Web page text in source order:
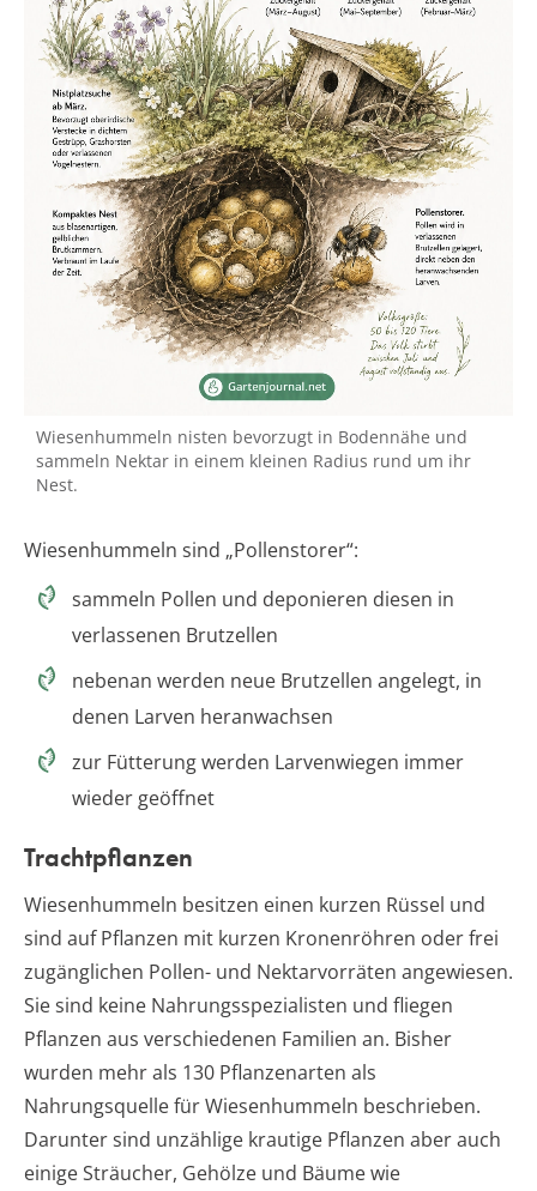
Wiesenhummeln nisten bevorzugt in Bodennähe und
sammeln Nektar in einem kleinen Radius rund um ihr
Nest.
Wiesenhummeln sind „Pollenstorer“:
sammeln Pollen und deponieren diesen in
verlassenen Brutzellen
nebenan werden neue Brutzellen angelegt, in
denen Larven heranwachsen
zur Fütterung werden Larvenwiegen immer
wieder geöffnet
Trachtpflanzen
Wiesenhummeln besitzen einen kurzen Rüssel und
sind auf Pflanzen mit kurzen Kronenröhren oder frei
zugänglichen Pollen- und Nektarvorräten angewiesen.
Sie sind keine Nahrungsspezialisten und fliegen
Pflanzen aus verschiedenen Familien an. Bisher
wurden mehr als 130 Pflanzenarten als
Nahrungsquelle für Wiesenhummeln beschrieben.
Darunter sind unzählige krautige Pflanzen aber auch
einige Sträucher, Gehölze und Bäume wie